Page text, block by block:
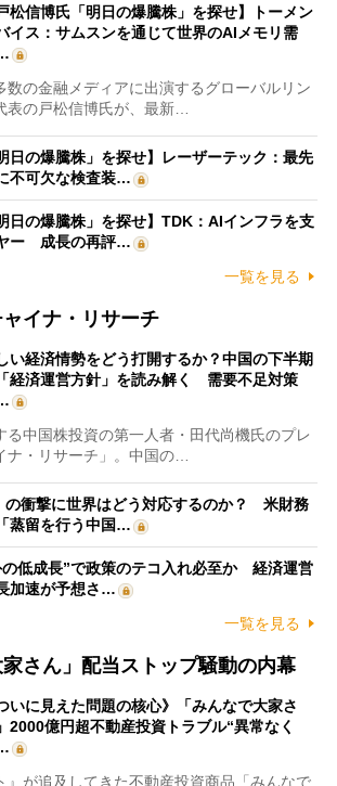
戸松信博氏「明日の爆騰株」を探せ】トーメン
イス：サムスンを通じて世界のAIメモリ需
の金融メディアに出演するグローバルリン
表の戸松信博氏が、最新…
日の爆騰株」を探せ】レーザーテック：最先
不可欠な検査装…
日の爆騰株」を探せ】TDK：AIインフラを支
ー 成長の再評…
一覧を見る
イナ・リサーチ
い経済情勢をどう打開するか？中国の下半期
経済運営方針」を読み解く 需要不足対策
中国株投資の第一人者・田代尚機氏のプレ
ナ・リサーチ」。中国の…
の衝撃に世界はどう対応するのか？ 米財務
蒸留を行う中国…
の低成長”で政策のテコ入れ必至か 経済運営
加速が予想さ…
一覧を見る
家さん」配当ストップ騒動の内幕
いに見えた問題の核心》「みんなで大家さ
2000億円超不動産投資トラブル“異常なく
が追及してきた不動産投資商品「みんなで